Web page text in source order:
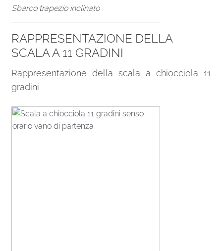
Sbarco trapezio inclinato
RAPPRESENTAZIONE DELLA
SCALA A 11 GRADINI
Rappresentazione della scala a chiocciola 11
gradini